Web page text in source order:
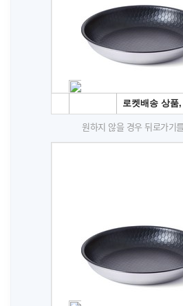
원하지 않을 경우 뒤로가기